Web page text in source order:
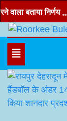
Skip
to
content
बताया निर्णय ,,,
Hindi news,
Toggle
navigation